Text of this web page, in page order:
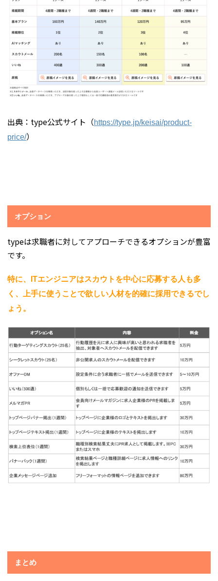
出典：type公式サイト（https://type.jp/keisai/product-
price/）
オプション
typeは求職者に対してアプローチできるオプションが豊富
です。
特に、ITエンジニアはスカウトを中心に応募する人も多
く、上手に使うことで欲しい人材を的確に採用できるでし
ょう。
まとめ